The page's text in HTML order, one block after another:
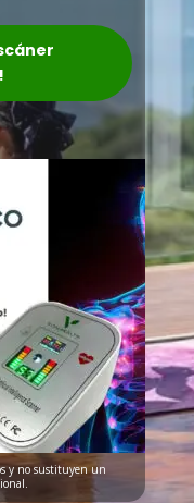
y no sustituyen un